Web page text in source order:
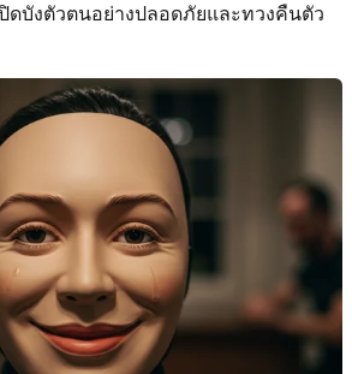
ดบังตัวตนอย่างปลอดภัยและทวงคืนตัว